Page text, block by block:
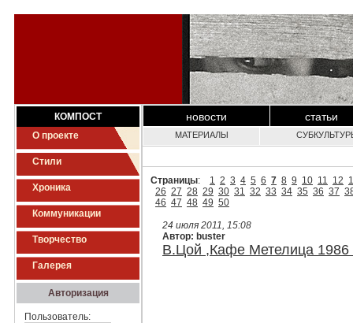
КОМПОСТ
О проекте
Стили
Хроника
Коммуникации
Творчество
Галерея
Авторизация
Пользователь:
новости статьи
МАТЕРИАЛЫ
Страницы: 1 2 3 4 5 6 7 8 9 10 11 12
26 27 28 29 30 31 32 33 34 35 36 37
46 47 48 49 50
24 июля 2011, 15:08
Автор: buster
В.Цой ,Кафе Метелица 1986